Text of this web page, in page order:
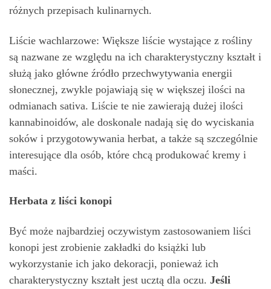
różnych przepisach kulinarnych.
Liście wachlarzowe: Większe liście wystające z rośliny
są nazwane ze względu na ich charakterystyczny kształt i
służą jako główne źródło przechwytywania energii
słonecznej, zwykle pojawiają się w większej ilości na
odmianach sativa. Liście te nie zawierają dużej ilości
kannabinoidów, ale doskonale nadają się do wyciskania
soków i przygotowywania herbat, a także są szczególnie
interesujące dla osób, które chcą produkować kremy i
maści.
Herbata z liści konopi
Być może najbardziej oczywistym zastosowaniem liści
konopi jest zrobienie zakładki do książki lub
wykorzystanie ich jako dekoracji, ponieważ ich
charakterystyczny kształt jest ucztą dla oczu. Jeśli